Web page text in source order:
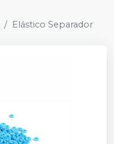
Elástico Separador